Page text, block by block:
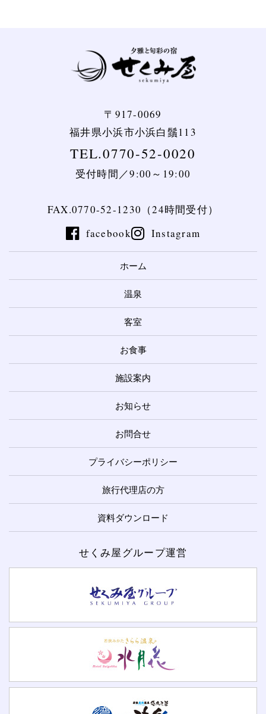
〒917-0069
福井県小浜市小浜白鬚113
TEL.0770-52-0020
受付時間／9:00～19:00
FAX.0770-52-1230（24時間受付）
facebook
Instagram
ホーム
温泉
客室
お食事
施設案内
お知らせ
お問合せ
プライバシーポリシー
旅行代理店の方
資料ダウンロード
せくみ屋グループ運営